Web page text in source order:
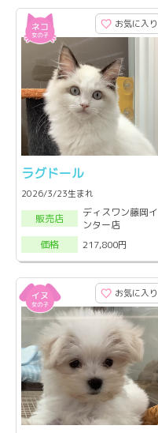
お気に入り
ラグドール
2026/3/23生まれ
販売店
ディスワン藤岡イ
ンター店
価格
217,800円
お気に入り